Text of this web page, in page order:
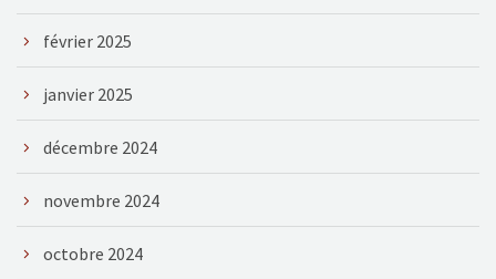
février 2025
janvier 2025
décembre 2024
novembre 2024
octobre 2024